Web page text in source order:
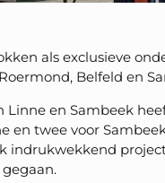
als exclusieve
Belfeld en
Linne en Sambeek
en twee voor
indrukwekkend